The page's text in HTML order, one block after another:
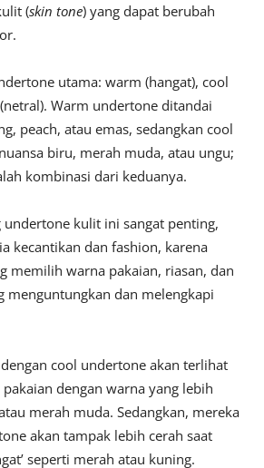
(skin tone) yang dapat berubah
utama: warm (hangat), cool
Warm undertone ditandai
peach, atau emas, sedangkan cool
biru, merah muda, atau ungu;
kombinasi dari keduanya.
undertone kulit ini sangat penting,
kecantikan dan fashion, karena
memilih warna pakaian, riasan, dan
menguntungkan dan melengkapi
cool undertone akan terlihat
dengan warna yang lebih
merah muda. Sedangkan, mereka
akan tampak lebih cerah saat
seperti merah atau kuning.